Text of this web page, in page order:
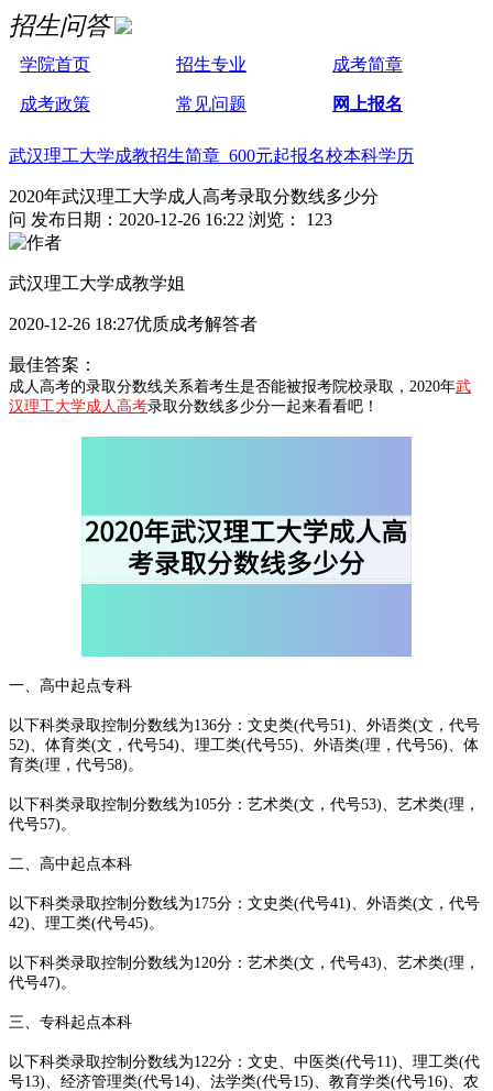
招生问答
学院首页 招生专业 成考简章
成考政策 常见问题 网上报名
武汉理工大学成教招生简章 600元起报名校本科学历
2020年武汉理工大学成人高考录取分数线多少分
问 发布日期：2020-12-26 16:22 浏览： 123
武汉理工大学成教学姐
2020-12-26 18:27优质成考解答者
最佳答案：
成人高考的录取分数线关系着考生是否能被报考院校录取，2020年武
汉理工大学成人高考录取分数线多少分一起来看看吧！
一、高中起点专科
以下科类录取控制分数线为136分：文史类(代号51)、外语类(文，代号
52)、体育类(文，代号54)、理工类(代号55)、外语类(理，代号56)、体
育类(理，代号58)。
以下科类录取控制分数线为105分：艺术类(文，代号53)、艺术类(理，
代号57)。
二、高中起点本科
以下科类录取控制分数线为175分：文史类(代号41)、外语类(文，代号
42)、理工类(代号45)。
以下科类录取控制分数线为120分：艺术类(文，代号43)、艺术类(理，
代号47)。
三、专科起点本科
以下科类录取控制分数线为122分：文史、中医类(代号11)、理工类(代
号13)、经济管理类(代号14)、法学类(代号15)、教育学类(代号16)、农